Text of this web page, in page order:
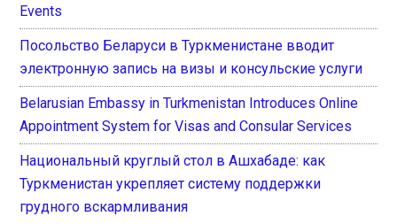
Events
Посольство Беларуси в Туркменистане вводит
электронную запись на визы и консульские услуги
Belarusian Embassy in Turkmenistan Introduces Online
Appointment System for Visas and Consular Services
Национальный круглый стол в Ашхабаде: как
Туркменистан укрепляет систему поддержки
грудного вскармливания